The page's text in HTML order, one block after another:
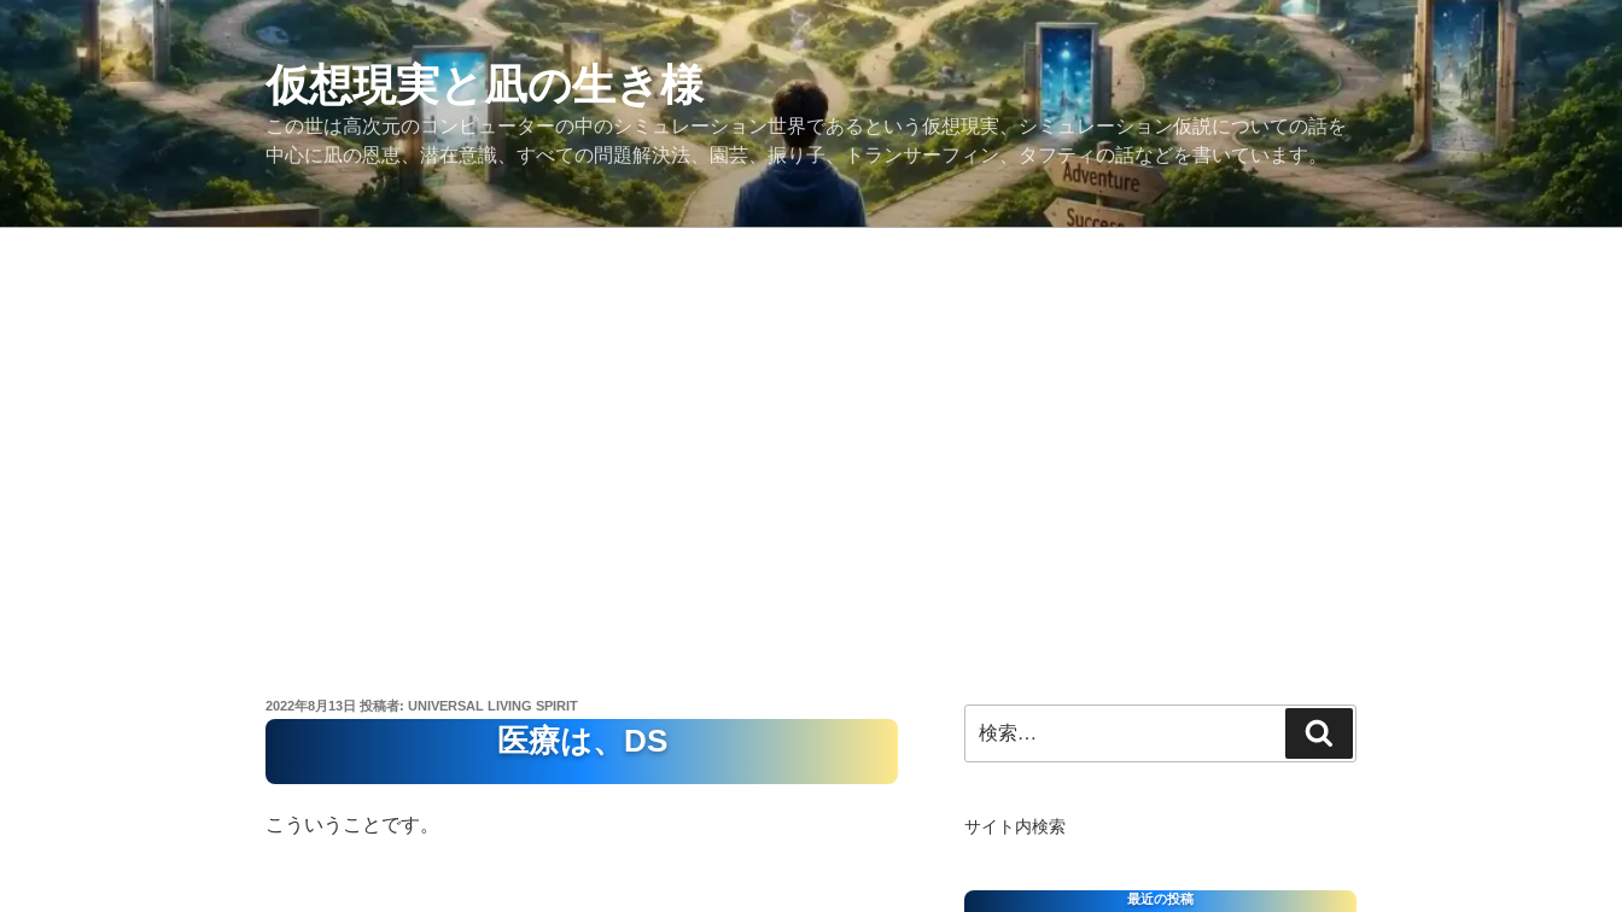
コ
テ
ン
ツ
へ
ス
仮想現実と凪の生き様
この世は高次元のコンピューターの中のシミュレーション世界であるという仮想現実、シミュレーション仮説についての話を
中心に凪の恩恵、潜在意識、すべての問題解決法、園芸、振り子、トランサーフィン、タフティの話などを書いています。
投
稿
2022年8月13日 投稿者: UNIVERSAL LIVING SPIRIT
医療は、DS
こういうことです。
索:
索
サイト内検索
最近の投稿